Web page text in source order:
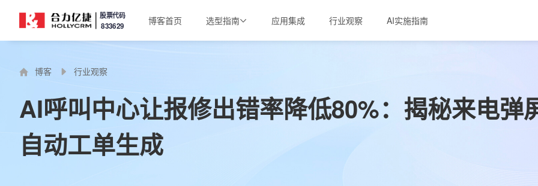
股票代码
833629 博客首页 选型指南 应用集成 行业观察 AI实施指南
博客 行业观察
AI呼叫中心让报修出错率降低80%：揭秘来电弹
自动工单生成